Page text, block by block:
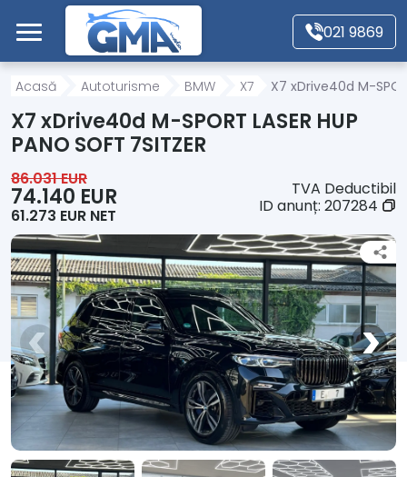
Mergi direct la conținutul principal
021 9869
Acasă
Autoturisme
Motociclete
Autoutilitare
Alte tipuri vehicule
Despre Noi
Contact
Acasă Autoturisme BMW X7 X7 xDrive40d M-
X7 xDrive40d M-SPORT LASER HUP
PANO SOFT 7SITZER
86.031 EUR
74.140 EUR
61.273 EUR NET
TVA Deductibil
ID anunț: 207284